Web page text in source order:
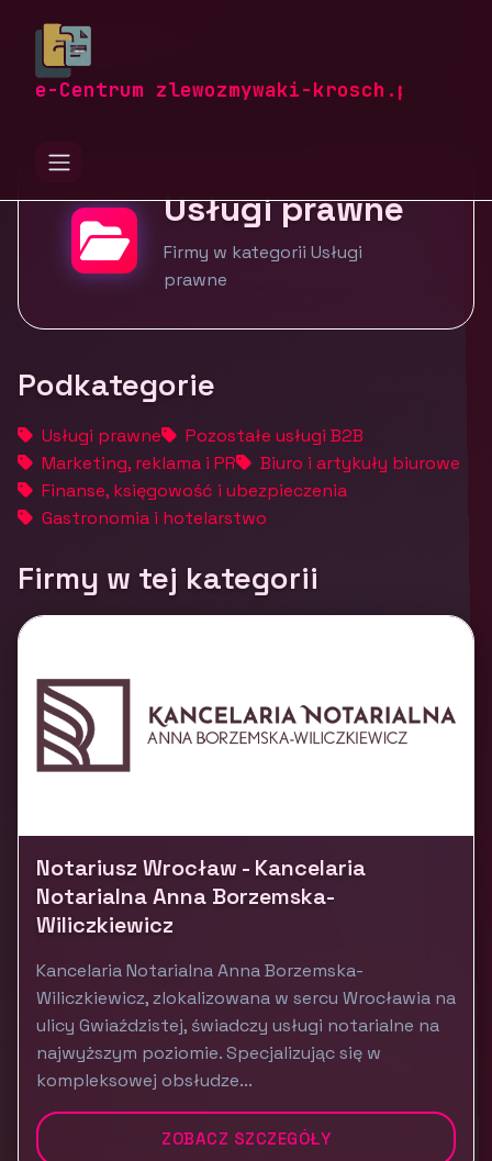
e-Centrum zlewozmywaki-krosch.pl
zlewozmywaki-krosch.pl
Usługi prawne
Usługi prawne
Firmy w kategorii Usługi
prawne
Podkategorie
Usługi prawne
Pozostałe usługi B2B
Marketing, reklama i PR
Biuro i artykuły biurowe
Finanse, księgowość i ubezpieczenia
Gastronomia i hotelarstwo
Firmy w tej kategorii
Notariusz Wrocław - Kancelaria
Notarialna Anna Borzemska-
Wiliczkiewicz
Kancelaria Notarialna Anna Borzemska-
Wiliczkiewicz, zlokalizowana w sercu Wrocławia na
ulicy Gwiaździstej, świadczy usługi notarialne na
najwyższym poziomie. Specjalizując się w
kompleksowej obsłudze...
ZOBACZ SZCZEGÓŁY